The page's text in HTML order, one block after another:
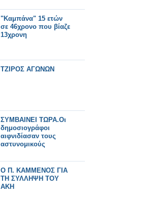
"Καμπάνα" 15 ετών
σε 46χρονο που βίαζε
13χρονη
ΤΖΙΡΟΣ ΑΓΩΝΩΝ
ΣΥΜΒΑΙΝΕΙ ΤΩΡΑ.Οι
δημοσιογράφοι
αιφνιδίασαν τους
αστυνομικούς
Ο Π. ΚΑΜΜΕΝΟΣ ΓΙΑ
ΤΗ ΣΥΛΛΗΨΗ ΤΟΥ
ΑΚΗ